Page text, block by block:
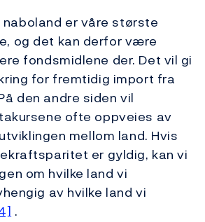
er våre største
og det kan derfor være
fondsmidlene der. Det vil gi
for fremtidig import fra
den andre siden vil
ofte oppveies av
mellom land. Hvis
er gyldig, kan vi
om hvilke land vi
av hvilke land vi
.